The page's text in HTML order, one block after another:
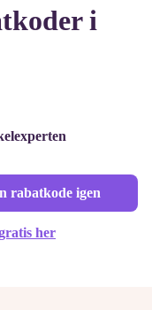
i
rabatkode igen
her